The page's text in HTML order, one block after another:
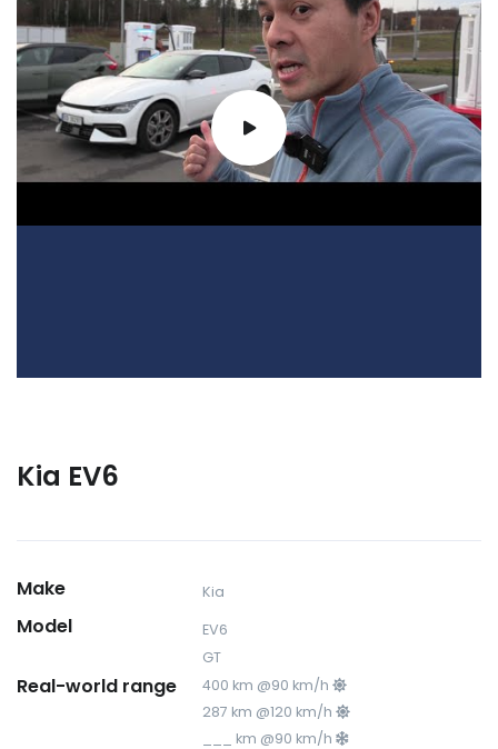
Kia EV6
Make Kia
Model
EV6
GT
Real-world range
400 km @90 km/h
287 km @120 km/h
___ km @90 km/h